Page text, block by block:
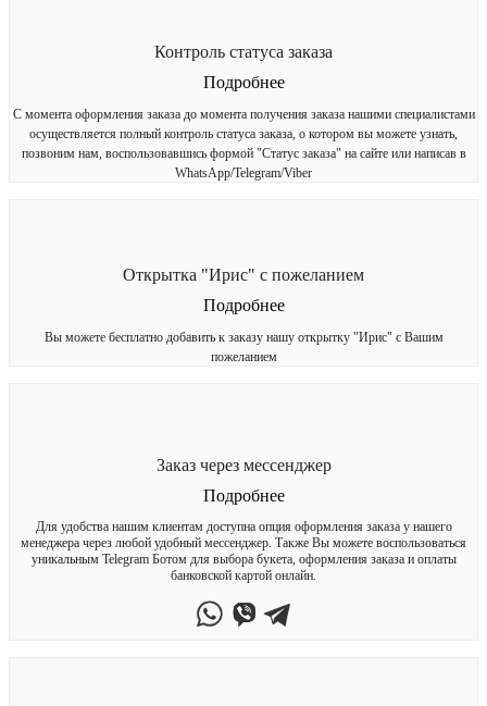
Контроль статуса заказа
Подробнее
С момента оформления заказа до момента получения заказа нашими специалистами
осуществляется полный контроль статуса заказа, о котором вы можете узнать,
позвоним нам, воспользовавшись формой "Статус заказа" на сайте или написав в
WhatsApp/Telegram/Viber
Открытка "Ирис" с пожеланием
Подробнее
Вы можете бесплатно добавить к заказу нашу открытку "Ирис" с Вашим
пожеланием
Заказ через мессенджер
Подробнее
Для удобства нашим клиентам доступна опция оформления заказа у нашего
менеджера через любой удобный мессенджер. Также Вы можете воспользоваться
уникальным Telegram Ботом для выбора букета, оформления заказа и оплаты
банковской картой онлайн.